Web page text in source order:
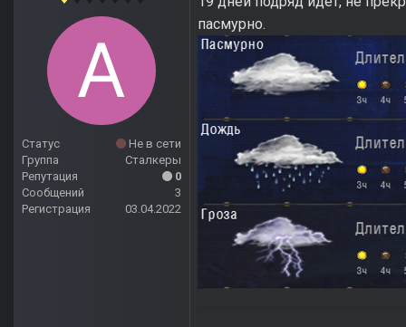
Статус
Не в сети
Группа
Сталкеры
Репутация
0
Сообщений
3
Регистрация
03.04.2022
пасмурно.